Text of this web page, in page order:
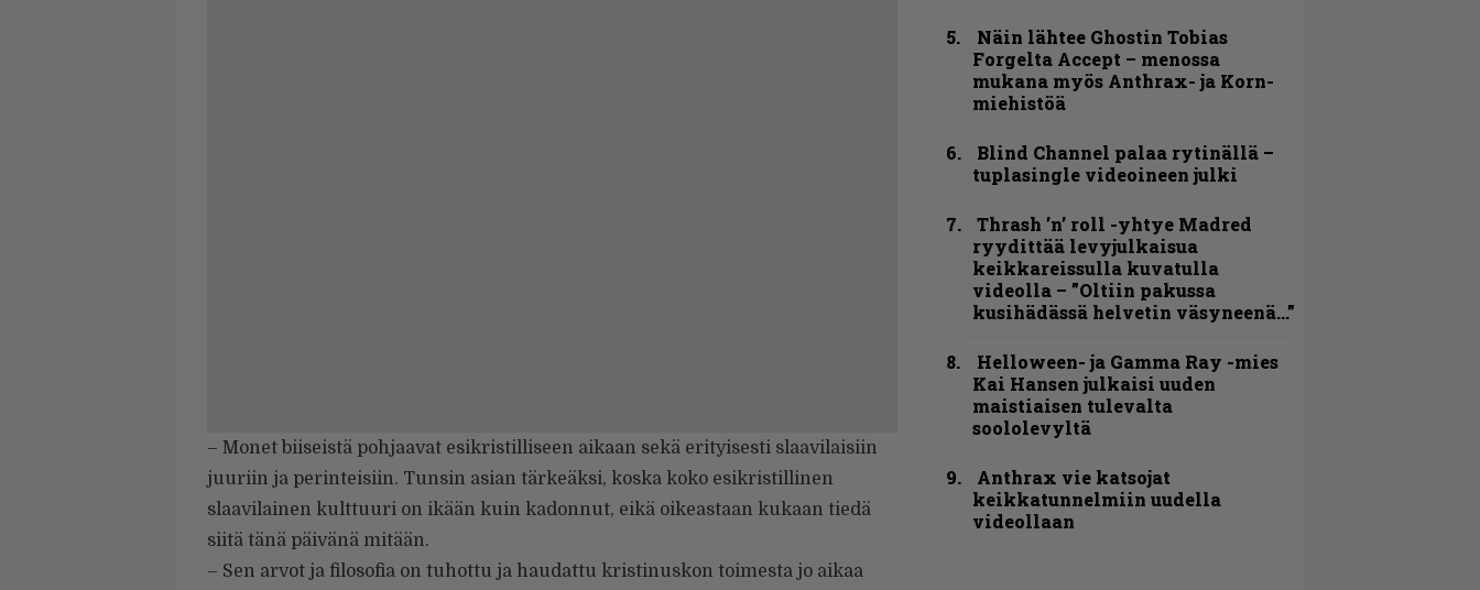
– Monet biiseistä pohjaavat esikristilliseen aikaan sekä erityisesti slaavilaisiin
juuriin ja perinteisiin. Tunsin asian tärkeäksi, koska koko esikristillinen
slaavilainen kulttuuri on ikään kuin kadonnut, eikä oikeastaan kukaan tiedä
siitä tänä päivänä mitään.
– Sen arvot ja filosofia on tuhottu ja haudattu kristinuskon toimesta jo aikaa
Näin lähtee Ghostin Tobias
Forgelta Accept – menossa
mukana myös Anthrax- ja Korn-
miehistöä
Blind Channel palaa rytinällä –
tuplasingle videoineen julki
Thrash ’n’ roll -yhtye Madred
ryydittää levyjulkaisua
keikkareissulla kuvatulla
videolla – ”Oltiin pakussa
kusihädässä helvetin väsyneenä…”
Helloween- ja Gamma Ray -mies
Kai Hansen julkaisi uuden
maistiaisen tulevalta
soololevyltä
Anthrax vie katsojat
keikkatunnelmiin uudella
videollaan